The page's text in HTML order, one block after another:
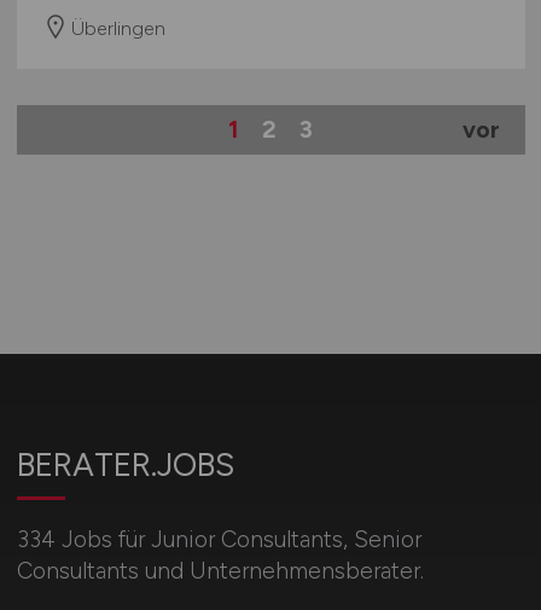
Überlingen
1 2 3 vor
BERATER.JOBS
334 Jobs für Junior Consultants, Senior
Consultants und Unternehmensberater.